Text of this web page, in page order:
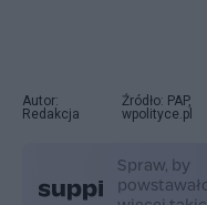
Autor:
Redakcja
Źródło: PAP,
wpolityce.pl